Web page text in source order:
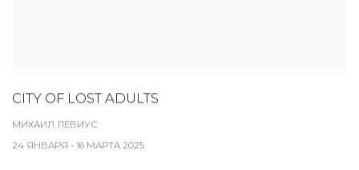
CITY OF LOST ADULTS
МИХАИЛ ЛЕВИУС
24 ЯНВАРЯ - 16 МАРТА 2025